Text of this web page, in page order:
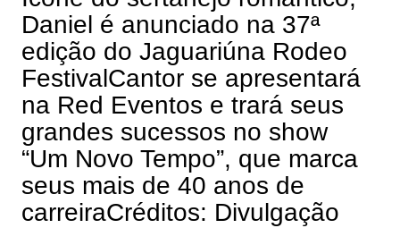
Daniel é anunciado na 37ª
edição do Jaguariúna Rodeo
FestivalCantor se apresentará
na Red Eventos e trará seus
grandes sucessos no show
“Um Novo Tempo”, que marca
seus mais de 40 anos de
carreiraCréditos: Divulgação